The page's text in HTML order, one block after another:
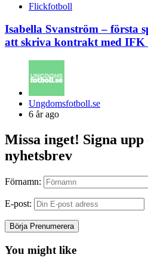
Flickfotboll
Isabella Svanström – första
att skriva kontrakt med IFK
Posted
by
Ungdomsfotboll.se
6 år ago
Missa inget! Signa
nyhetsbrev
Förnamn:
E-post:
You might like